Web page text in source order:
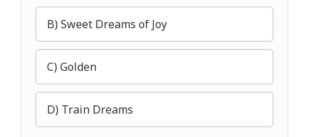
B) Sweet Dreams of Joy
C) Golden
D) Train Dreams